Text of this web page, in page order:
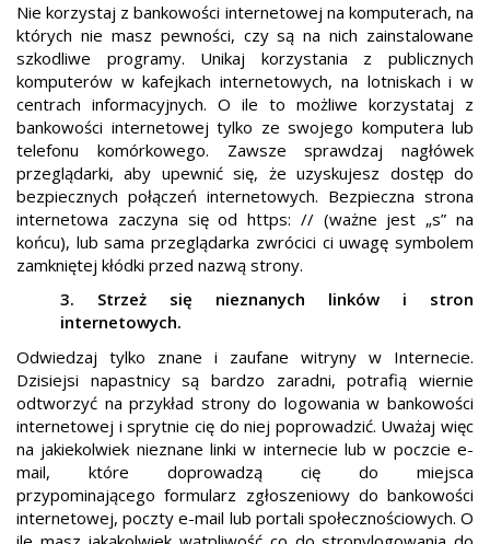
Nie korzystaj z bankowości internetowej na komputerach, na
których nie masz pewności, czy są na nich zainstalowane
szkodliwe programy. Unikaj korzystania z publicznych
komputerów w kafejkach internetowych, na lotniskach i w
centrach informacyjnych. O ile to możliwe korzystataj z
bankowości internetowej tylko ze swojego komputera lub
telefonu komórkowego. Zawsze sprawdzaj nagłówek
przeglądarki, aby upewnić się, że uzyskujesz dostęp do
bezpiecznych połączeń internetowych. Bezpieczna strona
internetowa zaczyna się od https: // (ważne jest „s” na
końcu), lub sama przeglądarka zwrócici ci uwagę symbolem
zamkniętej kłódki przed nazwą strony.
3. Strzeż się nieznanych linków i stron
internetowych.
Odwiedzaj tylko znane i zaufane witryny w Internecie.
Dzisiejsi napastnicy są bardzo zaradni, potrafią wiernie
odtworzyć na przykład strony do logowania w bankowości
internetowej i sprytnie cię do niej poprowadzić. Uważaj więc
na jakiekolwiek nieznane linki w internecie lub w poczcie e-
mail, które doprowadzą cię do miejsca
przypominającego formularz zgłoszeniowy do bankowości
internetowej, poczty e-mail lub portali społecznościowych. O